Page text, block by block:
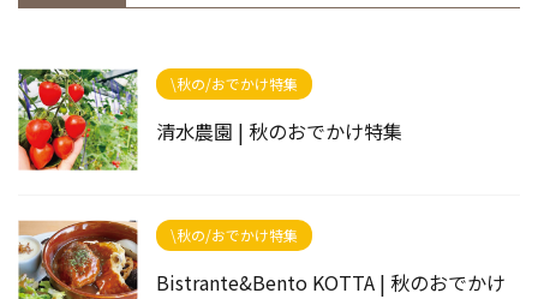
\秋の/おでかけ特集
清水農園 | 秋のおでかけ特集
\秋の/おでかけ特集
Bistrante&Bento KOTTA | 秋のおでかけ